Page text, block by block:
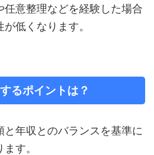
任意整理などを経験した場合
低くなります。
るポイントは？
年収とのバランスを基準に
す。